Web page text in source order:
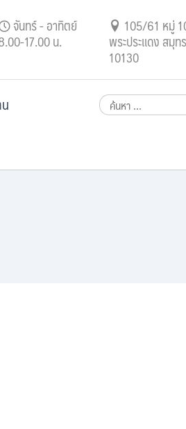
จันทร์ - อาทิตย์
17.00 น.
105/61 หมู่
พระประแดง สมุท
10130
ค้นหา
สำหรับ: